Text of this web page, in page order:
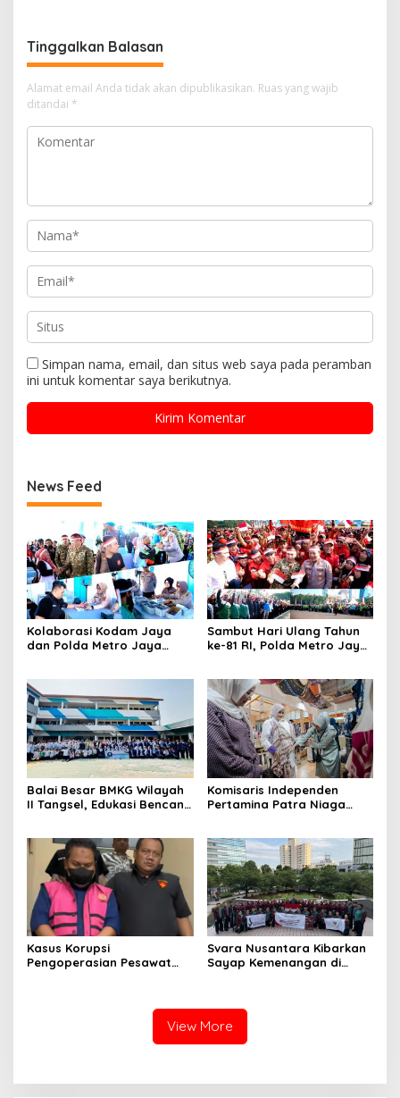
Tinggalkan Balasan
Alamat email Anda tidak akan dipublikasikan. Ruas yang wajib
ditandai *
Simpan nama, email, dan situs web saya pada peramban
ini untuk komentar saya berikutnya.
News Feed
Kolaborasi Kodam Jaya
dan Polda Metro Jaya
Sambut Hari Ulang Tahun
ke-81 RI, Polda Metro Jaya
Balai Besar BMKG Wilayah
II Tangsel, Edukasi Bencana
23
Komisaris Independen
Pertamina Patra Niaga
Sentuhan Kemanusiaan dan
Keberlanjutan
Kasus Korupsi
Pengoperasian Pesawat
Svara Nusantara Kibarkan
Sayap Kemenangan di
View More